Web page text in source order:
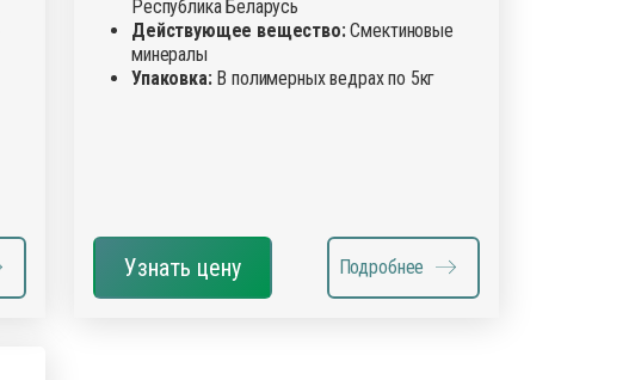
Республика Беларусь
Действующее вещество:Смектиновые
минералы
Упаковка:В полимерных ведрах по 5кг
Узнать цену Подробнее